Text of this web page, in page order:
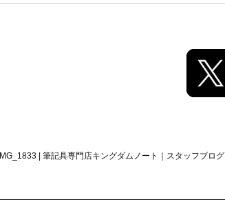
IMG_1833 | 筆記具専門店キングダムノート｜スタッフブログ